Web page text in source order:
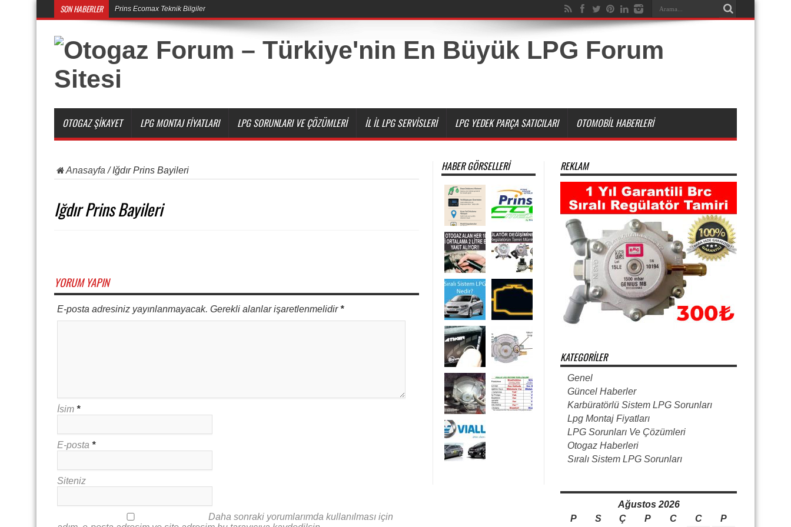
SON HABERLER Prins Ecomax Teknik Bilgiler
OTOGAZ ŞIKAYET LPG MONTAJ FIYATLARI LPG SORUNLARI VE ÇÖZÜMLERI İL İL LPG SERVISLERI LPG YEDEK PARÇA SATICILARI OTOMOBIL HABERLERI
Anasayfa /Iğdır Prins Bayileri
Iğdır Prins Bayileri
YORUM YAPIN
E-posta adresiniz yayınlanmayacak. Gerekli alanlar işaretlenmelidir*
İsim *
E-posta *
Siteniz
Daha sonraki yorumlarımda kullanılması için
HABER GÖRSELLERI REKLAM
KATEGORILER
Genel
Güncel Haberler
Karbüratörlü Sistem LPG Sorunları
Lpg Montaj Fiyatları
LPG Sorunları Ve Çözümleri
Otogaz Haberleri
Sıralı Sistem LPG Sorunları
Ağustos 2026
P
S Ç P C C P